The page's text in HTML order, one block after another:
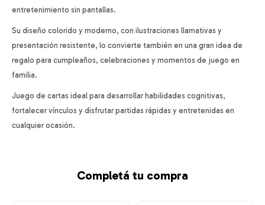
entretenimiento sin pantallas.
Su diseño colorido y moderno, con ilustraciones llamativas y
presentación resistente, lo convierte también en una gran idea de
regalo para cumpleaños, celebraciones y momentos de juego en
familia.
Juego de cartas ideal para desarrollar habilidades cognitivas,
fortalecer vínculos y disfrutar partidas rápidas y entretenidas en
cualquier ocasión.
Completá tu compra